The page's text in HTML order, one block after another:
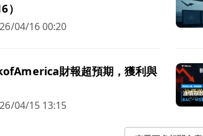
04/16 00:20
財報超預期，獲利與
04/15 13:15